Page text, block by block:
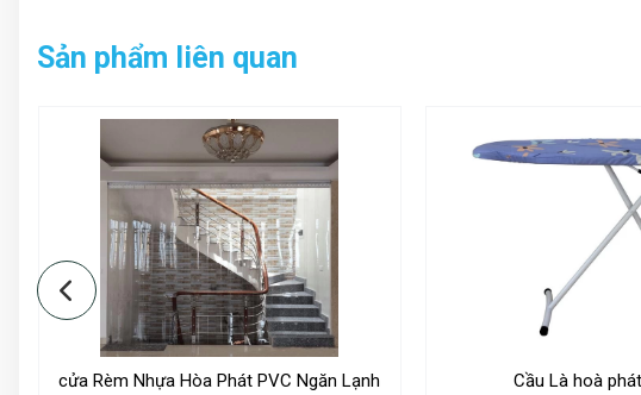
Lắp ráp nhanh chóng chỉ trong vài phút mà không cần dùng đến bất
dụng có thể tháo gấp lại được nhanh chóng, rất tiện lợi mà không
này nó giống như là một căn nhà nhỏ, phần chân của nhà bạt bạn có thể
Thông số kỹ thuật:
- Chất liệu: khung bằng thép sơn tĩnh điện, mái che vải bạt polyester 800D
- Kích thước mái che: 3m x 4.5m
- Chiều cao: từ mặt đất đến tán 2.86m, đến đỉnh 3.14m
Sản phẩm liên quan
cửa Rèm Nhựa Hòa Phát PVC Ngăn Lạnh Cầu Là hoà